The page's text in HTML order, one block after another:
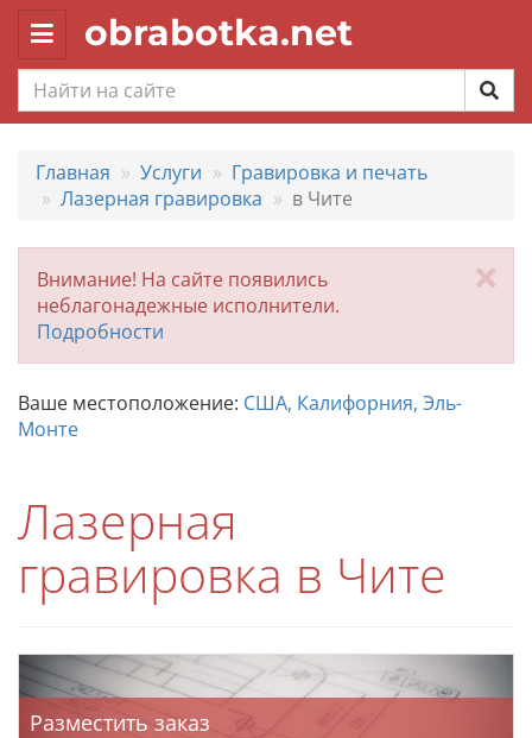
Toggle
navigation
obrabotka.net
Главная Услуги
Гравировка и печать
Лазерная гравировка
в Чите
Внимание! На сайте появились
неблагонадежные исполнители.
Подробности
Ваше местоположение: США, Калифорния, Эль-
Монте
Лазерная
гравировка в Чите
Разместить заказ